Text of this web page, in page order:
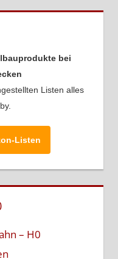
bei
Listen alles
Listen
– H0